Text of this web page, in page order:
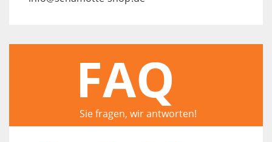
FAQ
Sie fragen, wir antworten!